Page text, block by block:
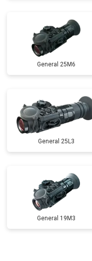
General 25M6
General 25L3
General 19M3